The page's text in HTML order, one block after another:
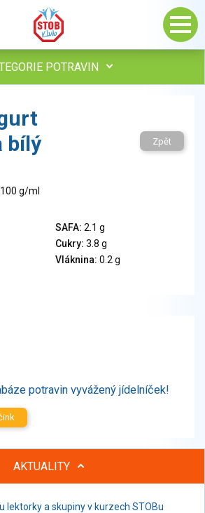
POTRAVIN
výrobky
výrobky
chleby, pufované výrobky
houby
sladidla
doplňky stravy
hotová jídla
bílý
Zpět
g/ml
SAFA: 2.1 g
Cukry: 3.8 g
Vláknina: 0.2 g
potravin vyvážený jídelníček!
AKTUALITY
lektorky a skupiny v kurzech STOBu